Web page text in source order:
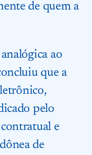
de quem a
ao
que a
pelo
e
de